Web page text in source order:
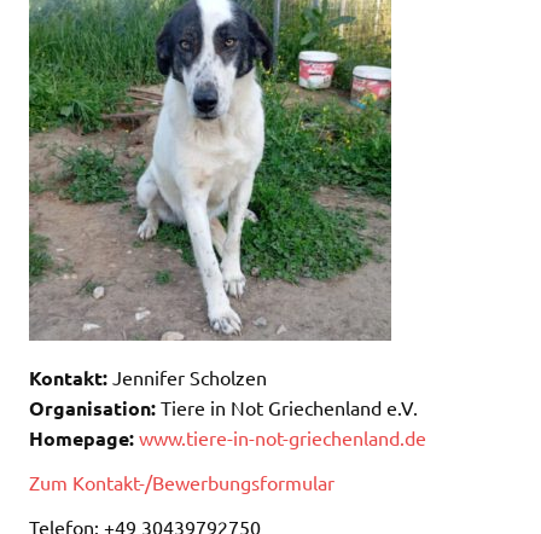
Kontakt: Jennifer Scholzen
Organisation: Tiere in Not Griechenland e.V.
Homepage: www.tiere-in-not-griechenland.de
Zum Kontakt-/Bewerbungsformular
Telefon: +49 30439792750